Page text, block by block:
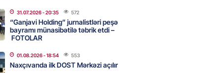
UNESCO-dakı yeni
kimdir? – DOSYE
- 16:00
31.07.2026- 20:35 572
“Ganjavi Holding” jurnalistləri peşə
bayramı münasibətilə təbrik etdi –
FOTOLAR
01.08.2026- 18:54 553
Naxçıvanda ilk DOST Mərkəzi açılır